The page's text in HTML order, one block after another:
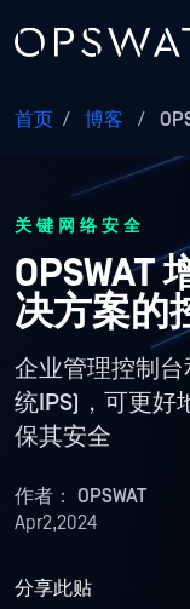
首页 / 博客 /
关键网络安全
OPSWAT
决方案的
企业管理控制
统IPS)，可更好
保其安全
作者： OPSWAT
Apr2,2024
分享此贴